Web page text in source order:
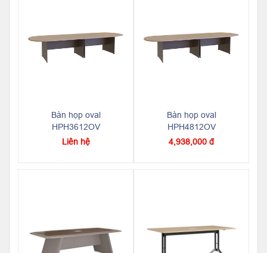
Bàn họp oval
HPH3612OV
Liên hệ
Bàn họp oval
HPH4812OV
4,938,000 đ